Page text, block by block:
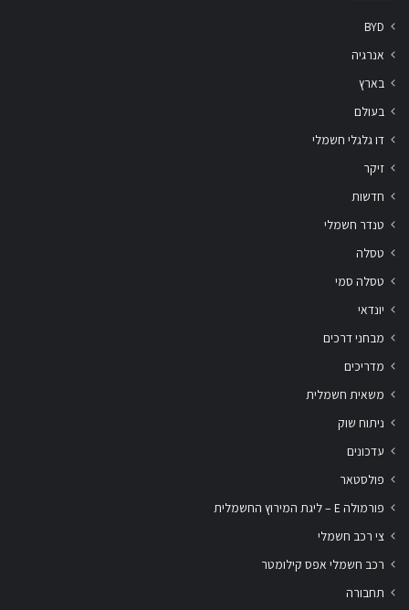
BYD
אנרגיה
בארץ
בעולם
דו גלגלי חשמלי
זיקר
חדשות
טנדר חשמלי
טסלה
טסלה סמי
יונדאי
מבחני דרכים
מדריכים
משאית חשמלית
ניתוח שוק
עדכונים
פולסטאר
פורמולה E – ליגת המירוץ החשמלית
צי רכב חשמלי
רכב חשמלי אפס קילומטר
תחבורה